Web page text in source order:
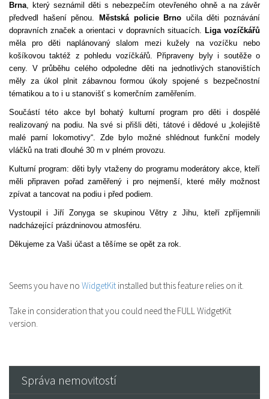
Brna, který seznámil děti s nebezpečím otevřeného ohně a na závěr
předvedl hašení pěnou.
Městská policie Brno učila děti poznávání
dopravních značek a orientaci v dopravních situacích. Liga vozíčkářů
měla pro děti naplánovaný slalom mezi kužely na vozíčku nebo
košíkovou taktéž z pohledu vozíčkářů. Připraveny byly i soutěže o
ceny. V průběhu celého odpoledne děti na jednotlivých stanovištích
měly za úkol plnit zábavnou formou úkoly spojené s bezpečnostní
tématikou a to i u stanovišť s komerčním zaměřením.
Součástí této akce byl bohatý kulturní program pro děti i dospělé
realizovaný na podiu. Na své si přišli děti, tátové i dědové u „kolejiště
malé parní lokomotivy“. Zde bylo možné shlédnout funkční modely
vláčků na trati dlouhé 30 m v plném provozu.
Kulturní program: děti byly vtaženy do programu moderátory akce, kteří
měli připraven pořad zaměřený i pro nejmenší, které měly možnost
zpívat a tancovat na podiu i před podiem.
Vystoupil i Jiří Zonyga se skupinou Větry z Jihu, kteří zpříjemnili
nadcházející prázdninovou atmosféru.
Děkujeme za Vaši účast a těšíme se opět za rok.
Seems you have no WidgetKit installed but this feature relies on it.
Take in consideration that you could need the FULL WidgetKit
version.
Správa nemovitostí